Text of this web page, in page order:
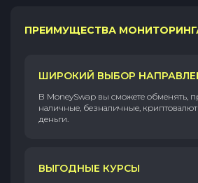
ПРЕИМУЩЕСТВА
ШИРОКИЙ ВЫБОР
В MoneySwap вы сможете обменять,
наличные, безналичные,
деньги.
ВЫГОДНЫЕ КУРСЫ